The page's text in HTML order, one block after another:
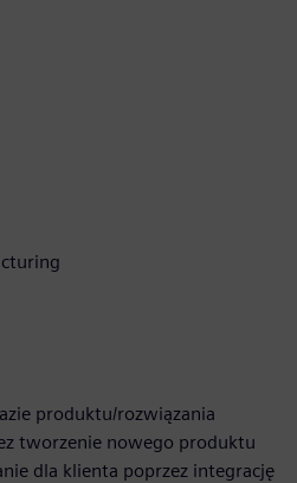
produktu/rozwiązania
tworzenie nowego produktu
dla klienta poprzez integrację